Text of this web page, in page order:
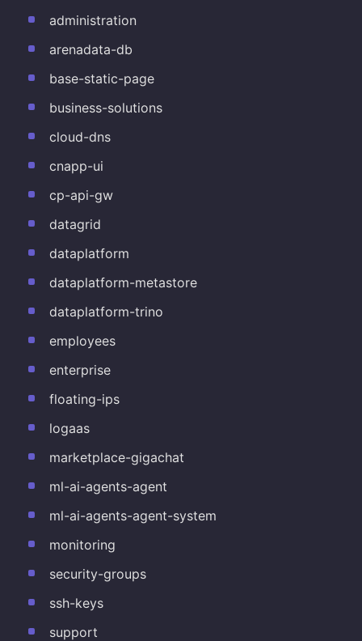
administration
arenadata-db
base-static-page
business-solutions
cloud-dns
cnapp-ui
cp-api-gw
datagrid
dataplatform
dataplatform-metastore
dataplatform-trino
employees
enterprise
floating-ips
logaas
marketplace-gigachat
ml-ai-agents-agent
ml-ai-agents-agent-system
monitoring
security-groups
ssh-keys
support